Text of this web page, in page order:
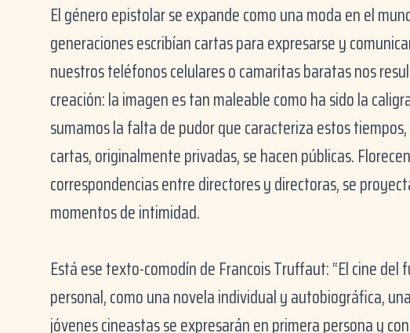
El género epistolar se expande como una moda en el
generaciones escribían cartas para expresarse y
nuestros teléfonos celulares o camaritas baratas nos
creación: la imagen es tan maleable como ha sido la
sumamos la falta de pudor que caracteriza estos
cartas, originalmente privadas, se hacen públicas.
correspondencias entre directores y directoras, se
momentos de intimidad.
Está ese texto-comodín de Francois Truffaut: “El cine del
personal, como una novela individual y autobiográfica,
jóvenes cineastas se expresarán en primera persona y